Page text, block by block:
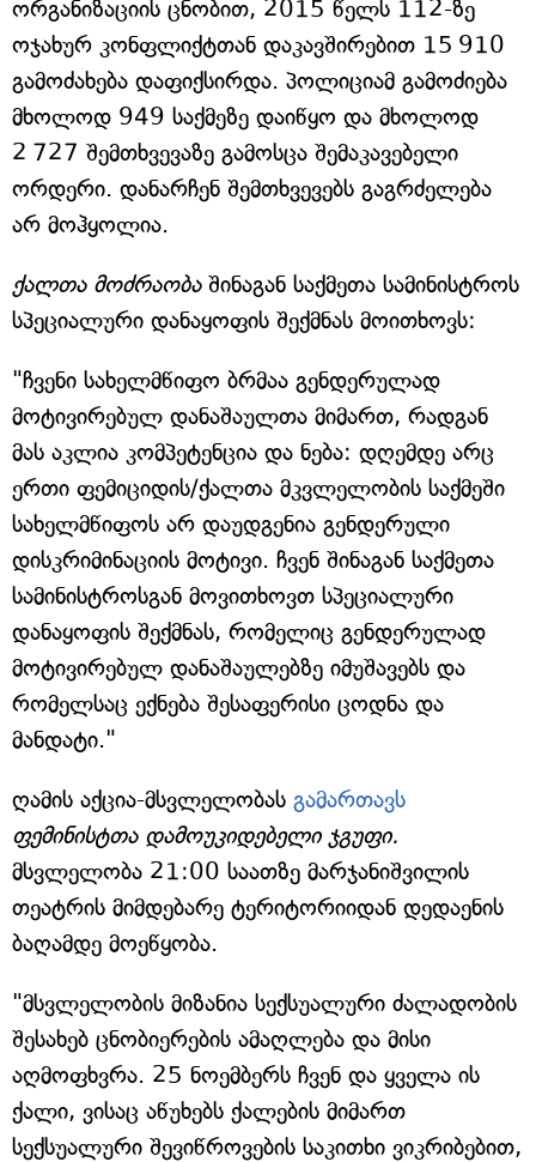
ორგანიზაციის ცნობით, 2015 წელს 112-ზე
ოჯახურ კონფლიქტთან დაკავშირებით 15 910
გამოძახება დაფიქსირდა. პოლიციამ გამოძიება
მხოლოდ 949 საქმეზე დაიწყო და მხოლოდ
2 727 შემთხვევაზე გამოსცა შემაკავებელი
ორდერი. დანარჩენ შემთხვევებს გაგრძელება
არ მოჰყოლია.
ქალთა მოძრაობაშინაგან საქმეთა სამინისტროს
სპეციალური დანაყოფის შექმნას მოითხოვს:
"ჩვენი სახელმწიფო ბრმაა გენდერულად
მოტივირებულ დანაშაულთა მიმართ, რადგან
მას აკლია კომპეტენცია და ნება: დღემდე არც
ერთი ფემიციდის/ქალთა მკვლელობის საქმეში
სახელმწიფოს არ დაუდგენია გენდერული
დისკრიმინაციის მოტივი. ჩვენ შინაგან საქმეთა
სამინისტროსგან მოვითხოვთ სპეციალური
დანაყოფის შექმნას, რომელიც გენდერულად
მოტივირებულ დანაშაულებზე იმუშავებს და
რომელსაც ექნება შესაფერისი ცოდნა და
მანდატი."
ღამის აქცია-მსვლელობას გამართავს
ფემინისტთა დამოუკიდებელი ჯგუფი.
მსვლელობა 21:00 საათზე მარჯანიშვილის
თეატრის მიმდებარე ტერიტორიიდან დედაენის
ბაღამდე მოეწყობა.
"მსვლელობის მიზანია სექსუალური ძალადობის
შესახებ ცნობიერების ამაღლება და მისი
აღმოფხვრა. 25 ნოემბერს ჩვენ და ყველა ის
ქალი, ვისაც აწუხებს ქალების მიმართ
სექსუალური შევიწროვების საკითხი ვიკრიბებით,